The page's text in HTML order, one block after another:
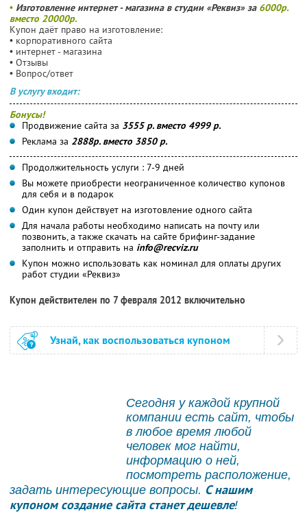
• Изготовление интернет - магазина в студии «Реквиз» за 6000р.
вместо 20000р.
Купон даёт право на изготовление:
• корпоративного сайта
• интернет - магазина
• Отзывы
• Вопрос/ответ
В услугу входит:
Бонусы!
Продвижение сайта за 3555 р. вместо 4999 р.
Реклама за 2888р. вместо 3850 р.
Продолжительность услуги : 7-9 дней
Вы можете приобрести неограниченное количество купонов
для себя и в подарок
Один купон действует на изготовление одного сайта
Для начала работы необходимо написать на почту или
позвонить, а также скачать на сайте брифинг-задание
заполнить и отправить на info@recviz.ru
Купон можно использовать как номинал для оплаты других
работ студии «Реквиз»
Купон действителен по 7 февраля 2012 включительно
Узнай, как воспользоваться купоном
Сегодня у каждой крупной
компании есть сайт, чтобы
в любое время любой
человек мог найти,
информацию о ней,
посмотреть расположение,
задать интересующие вопросы. С нашим
купоном создание сайта станет дешевле!